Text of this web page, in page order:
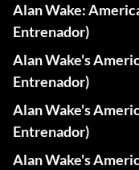
Alan Wake:
Entrenador)
Alan Wake's
Entrenador)
Alan Wake's
Entrenador)
Alan Wake's